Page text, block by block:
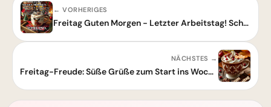
← VORHERIGES
Freitag Guten Morgen - Letzter Arbeitstag! Schönes Wochenende
NÄCHSTES →
Freitag-Freude: Süße Grüße zum Start ins Wochenende